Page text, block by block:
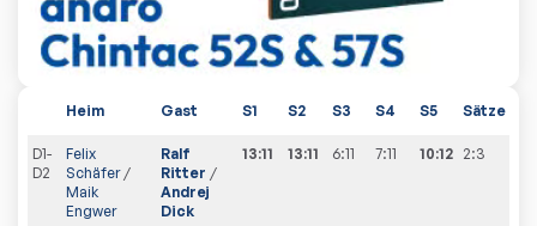
Heim Gast S1 S2 S3 S4 S5 Sätze
D1-
D2
Felix
Schäfer /
Maik
Engwer
Ralf
Ritter /
Andrej
Dick
13:11 13:11 6:11 7:11 10:12 2:3